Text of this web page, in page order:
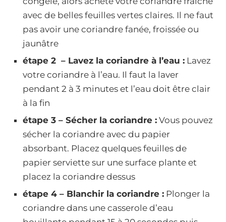
avec de belles feuilles vertes claires. Il ne faut
pas avoir une coriandre fanée, froissée ou
jaunâtre
étape 2 – Lavez la coriandre à l’eau : Lavez
votre coriandre à l’eau. Il faut la laver
pendant 2 à 3 minutes et l’eau doit être clair
à la fin
étape 3 – Sécher la coriandre : Vous pouvez
sécher la coriandre avec du papier
absorbant. Placez quelques feuilles de
papier serviette sur une surface plante et
placez la coriandre dessus
étape 4 – Blanchir la coriandre : Plonger la
coriandre dans une casserole d’eau